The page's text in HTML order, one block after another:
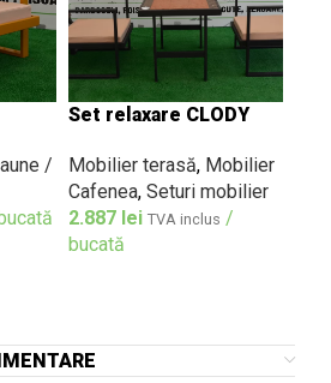
/
Set relaxare CLODY
Mobilier terasă, Mobilier
Cafenea, Seturi mobilier
2.887 lei TVA inclus /
bucată